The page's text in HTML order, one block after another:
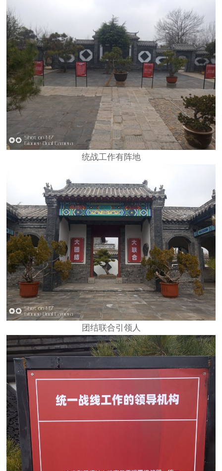
统战工作有阵地
团结联合引领人